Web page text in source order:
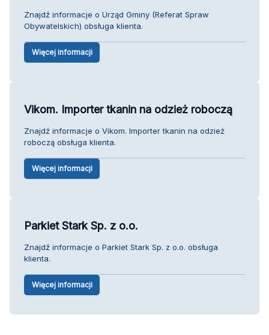
Znajdź informacje o Urząd Gminy (Referat Spraw
Obywatelskich) obsługa klienta.
Więcej informacji
Vikom. Importer tkanin na odzież roboczą
Znajdź informacje o Vikom. Importer tkanin na odzież
roboczą obsługa klienta.
Więcej informacji
Parkiet Stark Sp. z o.o.
Znajdź informacje o Parkiet Stark Sp. z o.o. obsługa
klienta.
Więcej informacji